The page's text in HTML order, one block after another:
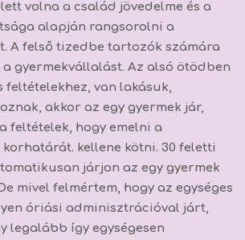
volna a család jövedelme és a
alapján rangsorolni a
A felső tizedbe tartozók számára
gyermekvállalást. Az alsó ötödben
feltételekhez, van lakásuk,
akkor az egy gyermek jár,
feltételek, hogy emelni a
kellene kötni. 30 feletti
járjon az egy gyermek
mivel felmértem, hogy az egységes
óriási adminisztrációval járt,
legalább így egységesen